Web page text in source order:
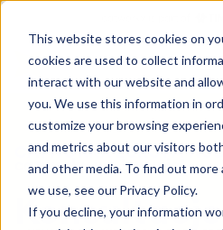
This website stores cookies on
cookies are used to collect
interact with our website and
you. We use this information in
customize your browsing
and metrics about our visitors
and other media. To find out
we use, see our Privacy Policy.
If you decline, your information
CATWORKX EUROPA
catworkx we Lwowie!